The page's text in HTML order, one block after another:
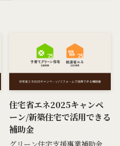
住宅省エネ2025キャンペ
ーン/新築住宅で活用できる
補助金
グリーン住宅支援事業補助金